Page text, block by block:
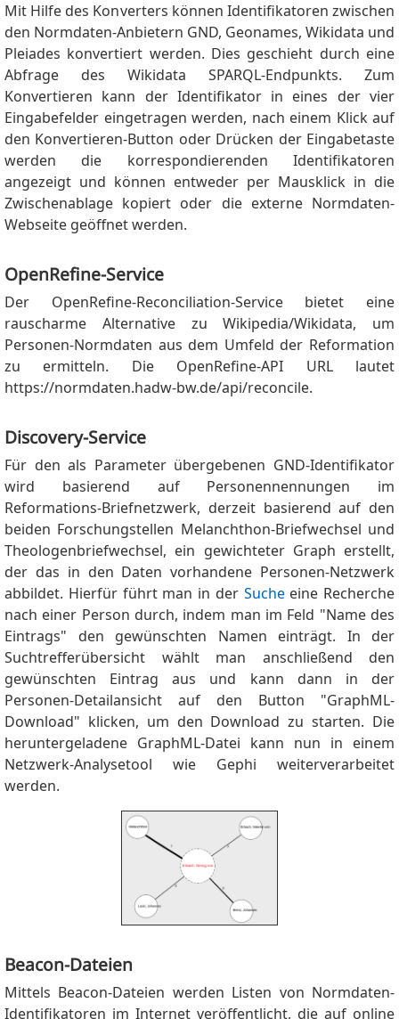
Mit Hilfe des Konverters können Identifikatoren zwischen
den Normdaten-Anbietern GND, Geonames, Wikidata und
Pleiades konvertiert werden. Dies geschieht durch eine
Abfrage des Wikidata SPARQL-Endpunkts. Zum
Konvertieren kann der Identifikator in eines der vier
Eingabefelder eingetragen werden, nach einem Klick auf
den Konvertieren-Button oder Drücken der Eingabetaste
werden die korrespondierenden Identifikatoren
angezeigt und können entweder per Mausklick in die
Zwischenablage kopiert oder die externe Normdaten-
Webseite geöffnet werden.
OpenRefine-Service
Der OpenRefine-Reconciliation-Service bietet eine
rauscharme Alternative zu Wikipedia/Wikidata, um
Personen-Normdaten aus dem Umfeld der Reformation
zu ermitteln. Die OpenRefine-API URL lautet
https://normdaten.hadw-bw.de/api/reconcile.
Discovery-Service
Für den als Parameter übergebenen GND-Identifikator
wird basierend auf Personennennungen im
Reformations-Briefnetzwerk, derzeit basierend auf den
beiden Forschungstellen Melanchthon-Briefwechsel und
Theologenbriefwechsel, ein gewichteter Graph erstellt,
der das in den Daten vorhandene Personen-Netzwerk
abbildet. Hierfür führt man in der Sucheeine Recherche
nach einer Person durch, indem man im Feld "Name des
Eintrags" den gewünschten Namen einträgt. In der
Suchtrefferübersicht wählt man anschließend den
gewünschten Eintrag aus und kann dann in der
Personen-Detailansicht auf den Button "GraphML-
Download" klicken, um den Download zu starten. Die
heruntergeladene GraphML-Datei kann nun in einem
Netzwerk-Analysetool wie Gephi weiterverarbeitet
werden.
Beacon-Dateien
Mittels Beacon-Dateien werden Listen von Normdaten-
Identifikatoren im Internet veröffentlicht, die auf online